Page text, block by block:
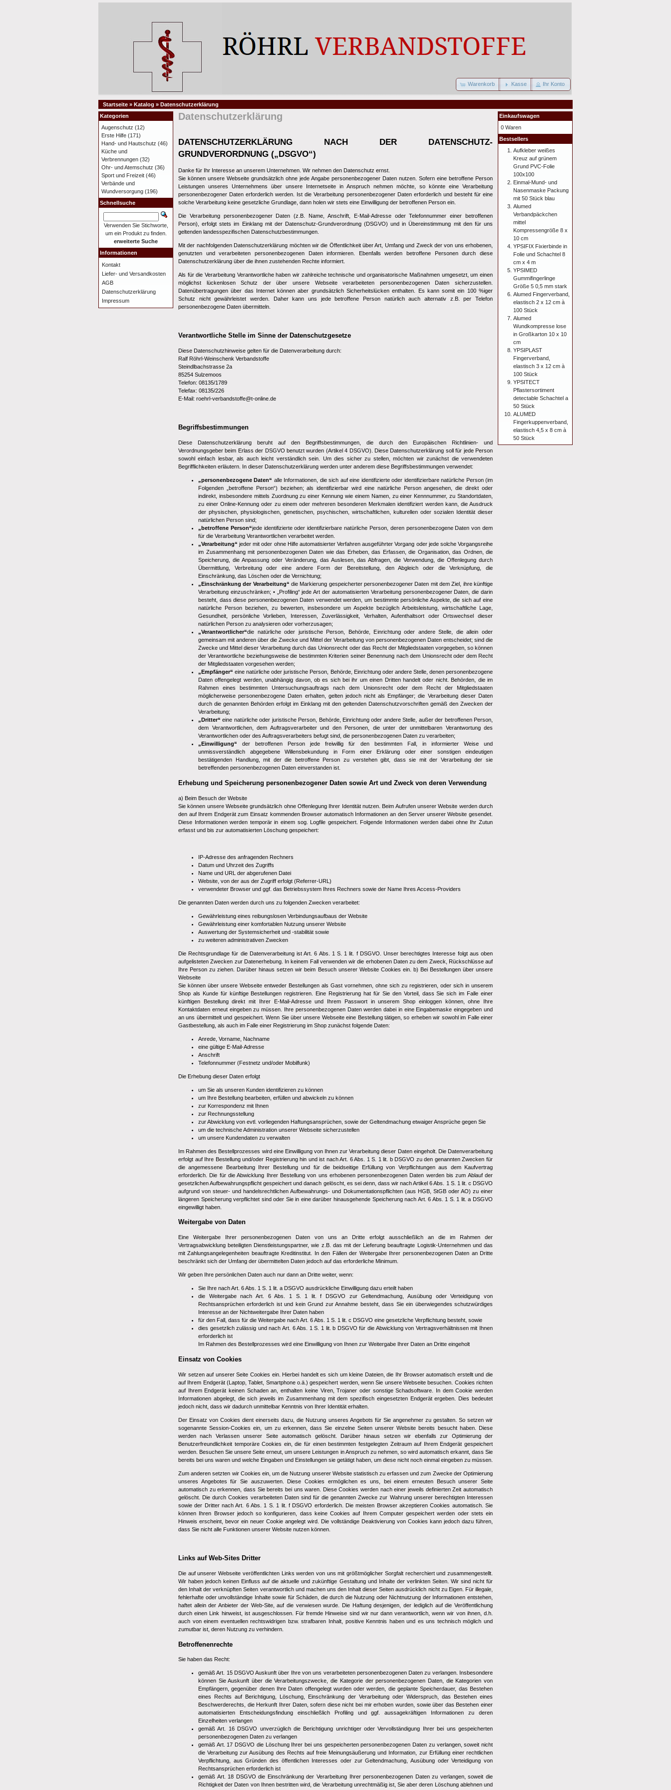
Warenkorb Kasse Ihr Konto
Startseite » Katalog » Datenschutzerklärung
Datenschutzerklärung
DATENSCHUTZERKLÄRUNG NACH DER DATENSCHUTZ-
GRUNDVERORDNUNG („DSGVO“)
Danke für Ihr Interesse an unserem Unternehmen. Wir nehmen den Datenschutz ernst.
Sie können unsere Webseite grundsätzlich ohne jede Angabe personenbezogener Daten nutzen. Sofern eine betroffene Person
Leistungen unseres Unternehmens über unsere Internetseite in Anspruch nehmen möchte, so könnte eine Verarbeitung
personenbezogener Daten erforderlich werden. Ist die Verarbeitung personenbezogener Daten erforderlich und besteht für eine
solche Verarbeitung keine gesetzliche Grundlage, dann holen wir stets eine Einwilligung der betroffenen Person ein.
Die Verarbeitung personenbezogener Daten (z.B. Name, Anschrift, E-Mail-Adresse oder Telefonnummer einer betroffenen
Person), erfolgt stets im Einklang mit der Datenschutz-Grundverordnung (DSGVO) und in Übereinstimmung mit den für uns
geltenden landesspezifischen Datenschutzbestimmungen.
Mit der nachfolgenden Datenschutzerklärung möchten wir die Öffentlichkeit über Art, Umfang und Zweck der von uns erhobenen,
genutzten und verarbeiteten personenbezogenen Daten informieren. Ebenfalls werden betroffene Personen durch diese
Datenschutzerklärung über die ihnen zustehenden Rechte informiert.
Als für die Verarbeitung Verantwortliche haben wir zahlreiche technische und organisatorische Maßnahmen umgesetzt, um einen
möglichst lückenlosen Schutz der über unsere Webseite verarbeiteten personenbezogenen Daten sicherzustellen.
Datenübertragungen über das Internet können aber grundsätzlich Sicherheitslücken enthalten. Es kann somit ein 100 %iger
Schutz nicht gewährleistet werden. Daher kann uns jede betroffene Person natürlich auch alternativ z.B. per Telefon
personenbezogene Daten übermitteln.
Verantwortliche Stelle im Sinne der Datenschutzgesetze
Diese Datenschutzhinweise gelten für die Datenverarbeitung durch:
Ralf Röhrl-Weinschenk Verbandstoffe
Steindlbachstrasse 2a
85254 Sulzemoos
Telefon: 08135/1789
Telefax: 08135/226
E-Mail: roehrl-verbandstoffe@t-online.de
Begriffsbestimmungen
Diese Datenschutzerklärung beruht auf den Begriffsbestimmungen, die durch den Europäischen Richtlinien- und
Verordnungsgeber beim Erlass der DSGVO benutzt wurden (Artikel 4 DSGVO). Diese Datenschutzerklärung soll für jede Person
sowohl einfach lesbar, als auch leicht verständlich sein. Um dies sicher zu stellen, möchten wir zunächst die verwendeten
Begrifflichkeiten erläutern. In dieser Datenschutzerklärung werden unter anderem diese Begriffsbestimmungen verwendet:
„personenbezogene Daten“ alle Informationen, die sich auf eine identifizierte oder identifizierbare natürliche Person (im
Folgenden „betroffene Person“) beziehen; als identifizierbar wird eine natürliche Person angesehen, die direkt oder
indirekt, insbesondere mittels Zuordnung zu einer Kennung wie einem Namen, zu einer Kennnummer, zu Standortdaten,
zu einer Online-Kennung oder zu einem oder mehreren besonderen Merkmalen identifiziert werden kann, die Ausdruck
der physischen, physiologischen, genetischen, psychischen, wirtschaftlichen, kulturellen oder sozialen Identität dieser
natürlichen Person sind;
„betroffene Person“jede identifizierte oder identifizierbare natürliche Person, deren personenbezogene Daten von dem
für die Verarbeitung Verantwortlichen verarbeitet werden.
„Verarbeitung“ jeder mit oder ohne Hilfe automatisierter Verfahren ausgeführter Vorgang oder jede solche Vorgangsreihe
im Zusammenhang mit personenbezogenen Daten wie das Erheben, das Erfassen, die Organisation, das Ordnen, die
Speicherung, die Anpassung oder Veränderung, das Auslesen, das Abfragen, die Verwendung, die Offenlegung durch
Übermittlung, Verbreitung oder eine andere Form der Bereitstellung, den Abgleich oder die Verknüpfung, die
Einschränkung, das Löschen oder die Vernichtung;
„Einschränkung der Verarbeitung“ die Markierung gespeicherter personenbezogener Daten mit dem Ziel, ihre künftige
Verarbeitung einzuschränken; • „Profiling“ jede Art der automatisierten Verarbeitung personenbezogener Daten, die darin
besteht, dass diese personenbezogenen Daten verwendet werden, um bestimmte persönliche Aspekte, die sich auf eine
natürliche Person beziehen, zu bewerten, insbesondere um Aspekte bezüglich Arbeitsleistung, wirtschaftliche Lage,
Gesundheit, persönliche Vorlieben, Interessen, Zuverlässigkeit, Verhalten, Aufenthaltsort oder Ortswechsel dieser
natürlichen Person zu analysieren oder vorherzusagen;
„Verantwortlicher“die natürliche oder juristische Person, Behörde, Einrichtung oder andere Stelle, die allein oder
gemeinsam mit anderen über die Zwecke und Mittel der Verarbeitung von personenbezogenen Daten entscheidet; sind die
Zwecke und Mittel dieser Verarbeitung durch das Unionsrecht oder das Recht der Mitgliedstaaten vorgegeben, so können
der Verantwortliche beziehungsweise die bestimmten Kriterien seiner Benennung nach dem Unionsrecht oder dem Recht
der Mitgliedstaaten vorgesehen werden;
„Empfänger“ eine natürliche oder juristische Person, Behörde, Einrichtung oder andere Stelle, denen personenbezogene
Daten offengelegt werden, unabhängig davon, ob es sich bei ihr um einen Dritten handelt oder nicht. Behörden, die im
Rahmen eines bestimmten Untersuchungsauftrags nach dem Unionsrecht oder dem Recht der Mitgliedstaaten
möglicherweise personenbezogene Daten erhalten, gelten jedoch nicht als Empfänger; die Verarbeitung dieser Daten
durch die genannten Behörden erfolgt im Einklang mit den geltenden Datenschutzvorschriften gemäß den Zwecken der
Verarbeitung;
„Dritter“ eine natürliche oder juristische Person, Behörde, Einrichtung oder andere Stelle, außer der betroffenen Person,
dem Verantwortlichen, dem Auftragsverarbeiter und den Personen, die unter der unmittelbaren Verantwortung des
Verantwortlichen oder des Auftragsverarbeiters befugt sind, die personenbezogenen Daten zu verarbeiten;
„Einwilligung“ der betroffenen Person jede freiwillig für den bestimmten Fall, in informierter Weise und
unmissverständlich abgegebene Willensbekundung in Form einer Erklärung oder einer sonstigen eindeutigen
bestätigenden Handlung, mit der die betroffene Person zu verstehen gibt, dass sie mit der Verarbeitung der sie
betreffenden personenbezogenen Daten einverstanden ist.
Erhebung und Speicherung personenbezogener Daten sowie Art und Zweck von deren Verwendung
a) Beim Besuch der Website
Sie können unsere Webseite grundsätzlich ohne Offenlegung Ihrer Identität nutzen. Beim Aufrufen unserer Website werden durch
den auf Ihrem Endgerät zum Einsatz kommenden Browser automatisch Informationen an den Server unserer Website gesendet.
Diese Informationen werden temporär in einem sog. Logfile gespeichert. Folgende Informationen werden dabei ohne Ihr Zutun
erfasst und bis zur automatisierten Löschung gespeichert:
IP-Adresse des anfragenden Rechners
Datum und Uhrzeit des Zugriffs
Name und URL der abgerufenen Datei
Website, von der aus der Zugriff erfolgt (Referrer-URL)
verwendeter Browser und ggf. das Betriebssystem Ihres Rechners sowie der Name Ihres Access-Providers
Die genannten Daten werden durch uns zu folgenden Zwecken verarbeitet:
Gewährleistung eines reibungslosen Verbindungsaufbaus der Website
Gewährleistung einer komfortablen Nutzung unserer Website
Auswertung der Systemsicherheit und -stabilität sowie
zu weiteren administrativen Zwecken
Die Rechtsgrundlage für die Datenverarbeitung ist Art. 6 Abs. 1 S. 1 lit. f DSGVO. Unser berechtigtes Interesse folgt aus oben
aufgelisteten Zwecken zur Datenerhebung. In keinem Fall verwenden wir die erhobenen Daten zu dem Zweck, Rückschlüsse auf
Ihre Person zu ziehen. Darüber hinaus setzen wir beim Besuch unserer Website Cookies ein. b) Bei Bestellungen über unsere
Webseite
Sie können über unsere Webseite entweder Bestellungen als Gast vornehmen, ohne sich zu registrieren, oder sich in unserem
Shop als Kunde für künftige Bestellungen registrieren. Eine Registrierung hat für Sie den Vorteil, dass Sie sich im Falle einer
künftigen Bestellung direkt mit Ihrer E-Mail-Adresse und Ihrem Passwort in unserem Shop einloggen können, ohne Ihre
Kontaktdaten erneut eingeben zu müssen. Ihre personenbezogenen Daten werden dabei in eine Eingabemaske eingegeben und
an uns übermittelt und gespeichert. Wenn Sie über unsere Webseite eine Bestellung tätigen, so erheben wir sowohl im Falle einer
Gastbestellung, als auch im Falle einer Registrierung im Shop zunächst folgende Daten:
Anrede, Vorname, Nachname
eine gültige E-Mail-Adresse
Anschrift
Telefonnummer (Festnetz und/oder Mobilfunk)
Die Erhebung dieser Daten erfolgt
um Sie als unseren Kunden identifizieren zu können
um Ihre Bestellung bearbeiten, erfüllen und abwickeln zu können
zur Korrespondenz mit Ihnen
zur Rechnungsstellung
zur Abwicklung von evtl. vorliegenden Haftungsansprüchen, sowie der Geltendmachung etwaiger Ansprüche gegen Sie
um die technische Administration unserer Webseite sicherzustellen
um unsere Kundendaten zu verwalten
Im Rahmen des Bestellprozesses wird eine Einwilligung von Ihnen zur Verarbeitung dieser Daten eingeholt. Die Datenverarbeitung
erfolgt auf Ihre Bestellung und/oder Registrierung hin und ist nach Art. 6 Abs. 1 S. 1 lit. b DSGVO zu den genannten Zwecken für
die angemessene Bearbeitung Ihrer Bestellung und für die beidseitige Erfüllung von Verpflichtungen aus dem Kaufvertrag
erforderlich. Die für die Abwicklung Ihrer Bestellung von uns erhobenen personenbezogenen Daten werden bis zum Ablauf der
gesetzlichen Aufbewahrungspflicht gespeichert und danach gelöscht, es sei denn, dass wir nach Artikel 6 Abs. 1 S. 1 lit. c DSGVO
aufgrund von steuer- und handelsrechtlichen Aufbewahrungs- und Dokumentationspflichten (aus HGB, StGB oder AO) zu einer
längeren Speicherung verpflichtet sind oder Sie in eine darüber hinausgehende Speicherung nach Art. 6 Abs. 1 S. 1 lit. a DSGVO
eingewilligt haben.
Weitergabe von Daten
Eine Weitergabe Ihrer personenbezogenen Daten von uns an Dritte erfolgt ausschließlich an die im Rahmen der
Vertragsabwicklung beteiligten Dienstleistungspartner, wie z.B. das mit der Lieferung beauftragte Logistik-Unternehmen und das
mit Zahlungsangelegenheiten beauftragte Kreditinstitut. In den Fällen der Weitergabe Ihrer personenbezogenen Daten an Dritte
beschränkt sich der Umfang der übermittelten Daten jedoch auf das erforderliche Minimum.
Wir geben Ihre persönlichen Daten auch nur dann an Dritte weiter, wenn:
Sie Ihre nach Art. 6 Abs. 1 S. 1 lit. a DSGVO ausdrückliche Einwilligung dazu erteilt haben
die Weitergabe nach Art. 6 Abs. 1 S. 1 lit. f DSGVO zur Geltendmachung, Ausübung oder Verteidigung von
Rechtsansprüchen erforderlich ist und kein Grund zur Annahme besteht, dass Sie ein überwiegendes schutzwürdiges
Interesse an der Nichtweitergabe Ihrer Daten haben
für den Fall, dass für die Weitergabe nach Art. 6 Abs. 1 S. 1 lit. c DSGVO eine gesetzliche Verpflichtung besteht, sowie
dies gesetzlich zulässig und nach Art. 6 Abs. 1 S. 1 lit. b DSGVO für die Abwicklung von Vertragsverhältnissen mit Ihnen
erforderlich ist
Im Rahmen des Bestellprozesses wird eine Einwilligung von Ihnen zur Weitergabe Ihrer Daten an Dritte eingeholt
Einsatz von Cookies
Wir setzen auf unserer Seite Cookies ein. Hierbei handelt es sich um kleine Dateien, die Ihr Browser automatisch erstellt und die
auf Ihrem Endgerät (Laptop, Tablet, Smartphone o.ä.) gespeichert werden, wenn Sie unsere Webseite besuchen. Cookies richten
auf Ihrem Endgerät keinen Schaden an, enthalten keine Viren, Trojaner oder sonstige Schadsoftware. In dem Cookie werden
Informationen abgelegt, die sich jeweils im Zusammenhang mit dem spezifisch eingesetzten Endgerät ergeben. Dies bedeutet
jedoch nicht, dass wir dadurch unmittelbar Kenntnis von Ihrer Identität erhalten.
Der Einsatz von Cookies dient einerseits dazu, die Nutzung unseres Angebots für Sie angenehmer zu gestalten. So setzen wir
sogenannte Session-Cookies ein, um zu erkennen, dass Sie einzelne Seiten unserer Website bereits besucht haben. Diese
werden nach Verlassen unserer Seite automatisch gelöscht. Darüber hinaus setzen wir ebenfalls zur Optimierung der
Benutzerfreundlichkeit temporäre Cookies ein, die für einen bestimmten festgelegten Zeitraum auf Ihrem Endgerät gespeichert
werden. Besuchen Sie unsere Seite erneut, um unsere Leistungen in Anspruch zu nehmen, so wird automatisch erkannt, dass Sie
bereits bei uns waren und welche Eingaben und Einstellungen sie getätigt haben, um diese nicht noch einmal eingeben zu müssen.
Zum anderen setzten wir Cookies ein, um die Nutzung unserer Website statistisch zu erfassen und zum Zwecke der Optimierung
unseres Angebotes für Sie auszuwerten. Diese Cookies ermöglichen es uns, bei einem erneuten Besuch unserer Seite
automatisch zu erkennen, dass Sie bereits bei uns waren. Diese Cookies werden nach einer jeweils definierten Zeit automatisch
gelöscht. Die durch Cookies verarbeiteten Daten sind für die genannten Zwecke zur Wahrung unserer berechtigten Interessen
sowie der Dritter nach Art. 6 Abs. 1 S. 1 lit. f DSGVO erforderlich. Die meisten Browser akzeptieren Cookies automatisch. Sie
können Ihren Browser jedoch so konfigurieren, dass keine Cookies auf Ihrem Computer gespeichert werden oder stets ein
Hinweis erscheint, bevor ein neuer Cookie angelegt wird. Die vollständige Deaktivierung von Cookies kann jedoch dazu führen,
dass Sie nicht alle Funktionen unserer Website nutzen können.
Links auf Web-Sites Dritter
Die auf unserer Webseite veröffentlichten Links werden von uns mit größtmöglicher Sorgfalt recherchiert und zusammengestellt.
Wir haben jedoch keinen Einfluss auf die aktuelle und zukünftige Gestaltung und Inhalte der verlinkten Seiten. Wir sind nicht für
den Inhalt der verknüpften Seiten verantwortlich und machen uns den Inhalt dieser Seiten ausdrücklich nicht zu Eigen. Für illegale,
fehlerhafte oder unvollständige Inhalte sowie für Schäden, die durch die Nutzung oder Nichtnutzung der Informationen entstehen,
haftet allein der Anbieter der Web-Site, auf die verwiesen wurde. Die Haftung desjenigen, der lediglich auf die Veröffentlichung
durch einen Link hinweist, ist ausgeschlossen. Für fremde Hinweise sind wir nur dann verantwortlich, wenn wir von ihnen, d.h.
auch von einem eventuellen rechtswidrigen bzw. strafbaren Inhalt, positive Kenntnis haben und es uns technisch möglich und
zumutbar ist, deren Nutzung zu verhindern.
Betroffenenrechte
Sie haben das Recht:
gemäß Art. 15 DSGVO Auskunft über Ihre von uns verarbeiteten personenbezogenen Daten zu verlangen. Insbesondere
können Sie Auskunft über die Verarbeitungszwecke, die Kategorie der personenbezogenen Daten, die Kategorien von
Empfängern, gegenüber denen Ihre Daten offengelegt wurden oder werden, die geplante Speicherdauer, das Bestehen
eines Rechts auf Berichtigung, Löschung, Einschränkung der Verarbeitung oder Widerspruch, das Bestehen eines
Beschwerderechts, die Herkunft Ihrer Daten, sofern diese nicht bei mir erhoben wurden, sowie über das Bestehen einer
automatisierten Entscheidungsfindung einschließlich Profiling und ggf. aussagekräftigen Informationen zu deren
Einzelheiten verlangen
gemäß Art. 16 DSGVO unverzüglich die Berichtigung unrichtiger oder Vervollständigung Ihrer bei uns gespeicherten
personenbezogenen Daten zu verlangen
gemäß Art. 17 DSGVO die Löschung Ihrer bei uns gespeicherten personenbezogenen Daten zu verlangen, soweit nicht
die Verarbeitung zur Ausübung des Rechts auf freie Meinungsäußerung und Information, zur Erfüllung einer rechtlichen
Verpflichtung, aus Gründen des öffentlichen Interesses oder zur Geltendmachung, Ausübung oder Verteidigung von
Rechtsansprüchen erforderlich ist
gemäß Art. 18 DSGVO die Einschränkung der Verarbeitung Ihrer personenbezogenen Daten zu verlangen, soweit die
Richtigkeit der Daten von Ihnen bestritten wird, die Verarbeitung unrechtmäßig ist, Sie aber deren Löschung ablehnen und
Kategorien
Augenschutz (12)
Erste Hilfe (171)
Hand- und Hautschutz (46)
Küche und
Verbrennungen (32)
Ohr- und Atemschutz (36)
Sport und Freizeit (46)
Verbände und
Wundversorgung (196)
Schnellsuche
Verwenden Sie Stichworte,
um ein Produkt zu finden.
erweiterte Suche
Informationen
Kontakt
Liefer- und Versandkosten
AGB
Datenschutzerklärung
Impressum
Einkaufswagen
0 Waren
Bestsellers
Aufkleber weißes
Kreuz auf grünem
Grund PVC-Folie
100x100
Einmal-Mund- und
Nasenmaske Packung
mit 50 Stück blau
Alumed
Verbandpäckchen
mittel
Kompressengröße 8 x
10 cm
YPSIFIX Fixierbinde in
Folie und Schachtel 8
cm x 4 m
YPSIMED
Gummifingerlinge
Größe 5 0,5 mm stark
Alumed Fingerverband,
elastisch 2 x 12 cm à
100 Stück
Alumed
Wundkompresse lose
in Großkarton 10 x 10
cm
YPSIPLAST
Fingerverband,
elastisch 3 x 12 cm à
100 Stück
YPSITECT
Pflastersortiment
detectable Schachtel a
50 Stück
ALUMED
Fingerkuppenverband,
elastisch 4,5 x 8 cm à
50 Stück